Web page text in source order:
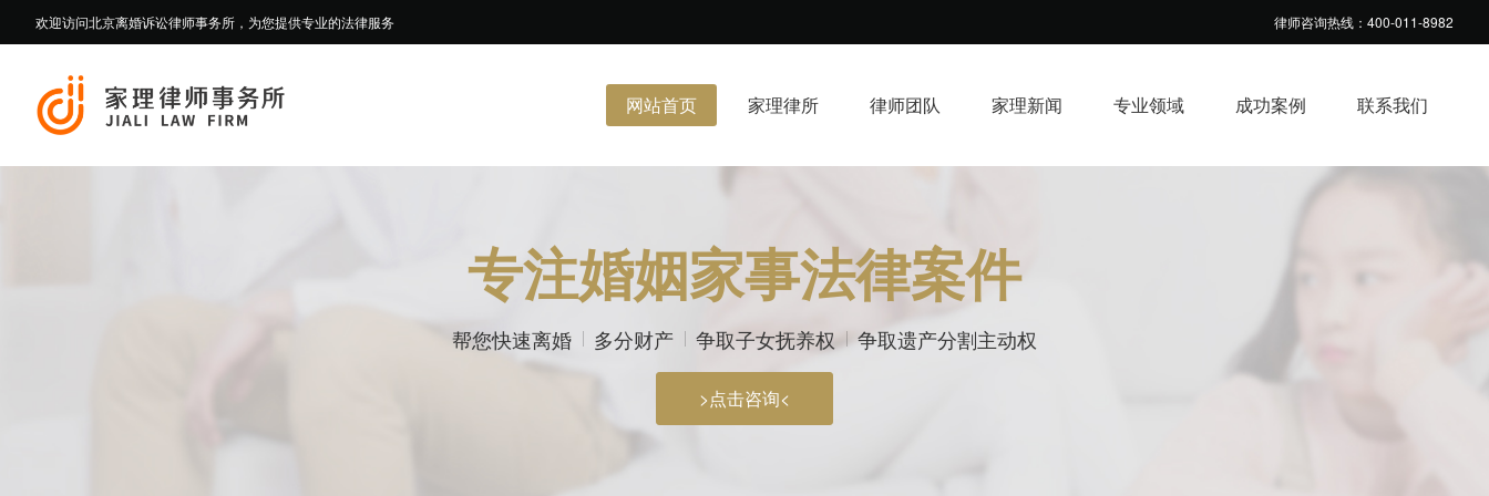
欢迎访问北京离婚诉讼律师事务所，为您提供专业的法律服务 律师咨询热线：400-011-8982
网站首页 家理律所 律师团队 家理新闻 专业领域 成功案例 联系我们
专注婚姻家事法律案件
帮您快速离婚 多分财产 争取子女抚养权 争取遗产分割主动权
>点击咨询<